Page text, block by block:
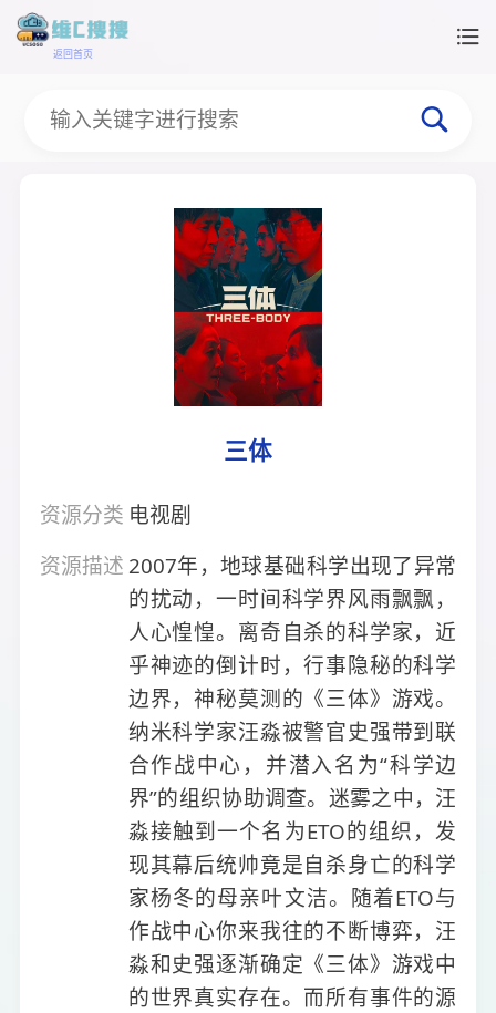
返回首页
三体
资源分类 电视剧
资源描述 2007年，地球基础科学出现了异常
的扰动，一时间科学界风雨飘飘，
人心惶惶。离奇自杀的科学家，近
乎神迹的倒计时，行事隐秘的科学
边界，神秘莫测的《三体》游戏。
纳米科学家汪淼被警官史强带到联
合作战中心，并潜入名为“科学边
界”的组织协助调查。迷雾之中，汪
淼接触到一个名为ETO的组织，发
现其幕后统帅竟是自杀身亡的科学
家杨冬的母亲叶文洁。随着ETO与
作战中心你来我往的不断博弈，汪
淼和史强逐渐确定《三体》游戏中
的世界真实存在。而所有事件的源